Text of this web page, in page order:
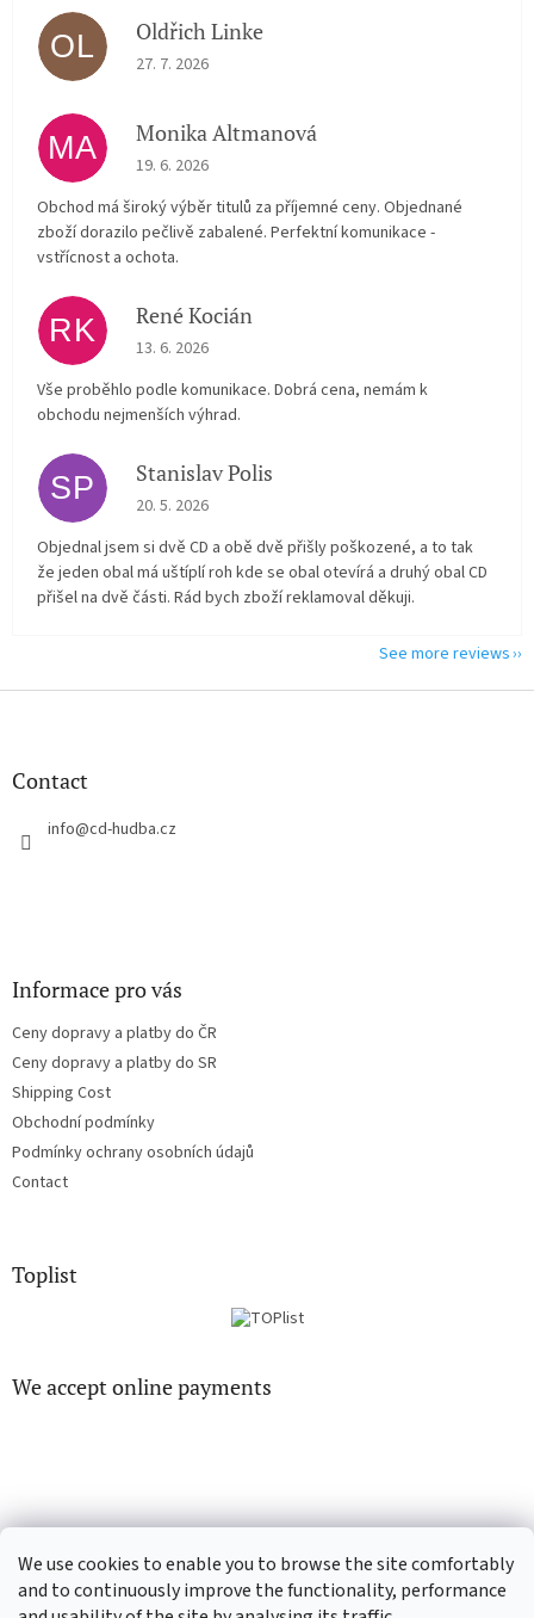
We use cookies to enable you to browse the site comfortably
and to continuously improve the functionality, performance
OL Oldřich Linke
The store rating is 5 out of 5 stars.
27. 7. 2026
MA Monika Altmanová
The store rating is 5 out of 5 stars.
19. 6. 2026
Obchod má široký výběr titulů za příjemné ceny. Objednané
zboží dorazilo pečlivě zabalené. Perfektní komunikace -
vstřícnost a ochota.
RK René Kocián
The store rating is 5 out of 5 stars.
13. 6. 2026
Vše proběhlo podle komunikace. Dobrá cena, nemám k
obchodu nejmenších výhrad.
SP Stanislav Polis
The store rating is 2 out of 5 stars.
20. 5. 2026
Objednal jsem si dvě CD a obě dvě přišly poškozené, a to tak
že jeden obal má uštíplí roh kde se obal otevírá a druhý obal CD
přišel na dvě části. Rád bych zboží reklamoval děkuji.
See more reviews
F
Contact
info@cd-hudba.cz
Informace pro vás
Ceny dopravy a platby do ČR
Ceny dopravy a platby do SR
Shipping Cost
Obchodní podmínky
Podmínky ochrany osobních údajů
Contact
Toplist
We accept online payments